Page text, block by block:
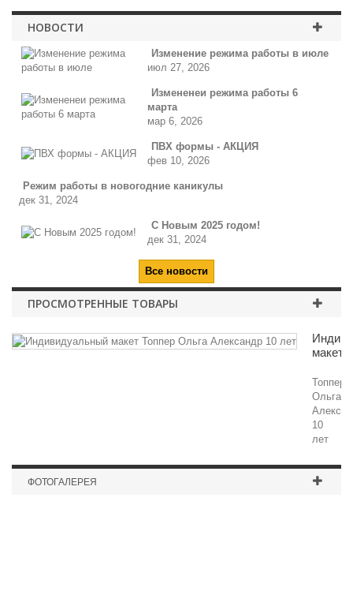
НОВОСТИ
Изменение режима работы в июле
июл 27, 2026
Измененеи режима работы 6
марта
мар 6, 2026
ПВХ формы - АКЦИЯ
фев 10, 2026
Режим работы в новогодние каникулы
дек 31, 2024
С Новым 2025 годом!
дек 31, 2024
Все новости
ПРОСМОТРЕННЫЕ ТОВАРЫ
макет...
Топпер
Ольга
10
лет
ФОТОГАЛЕРЕЯ